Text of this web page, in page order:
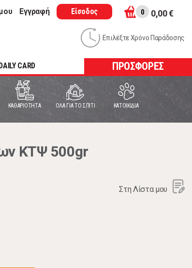
Εγγραφή Είσοδος 0 0,00 €
Επιλέξτε Χρόνο Παράδοσης
CARD ΠΡΟΣΦΟΡΕΣ
ΚΑΘΑΡΙΟΤΗΤΑ ΟΛΑ ΓΙΑ ΤΟ ΣΠΙΤΙ ΚΑΤΟΙΚΙΔΙΑ
ΚΤΨ 500gr
Στη Λίστα μου